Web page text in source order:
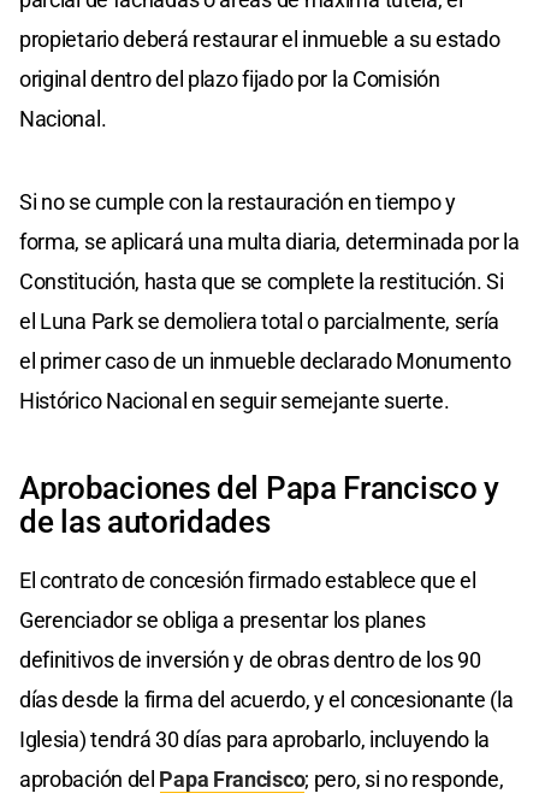
propietario deberá restaurar el inmueble a su estado
original dentro del plazo fijado por la Comisión
Nacional.
Si no se cumple con la restauración en tiempo y
forma, se aplicará una multa diaria, determinada por la
Constitución, hasta que se complete la restitución. Si
el Luna Park se demoliera total o parcialmente, sería
el primer caso de un inmueble declarado Monumento
Histórico Nacional en seguir semejante suerte.
Aprobaciones del Papa Francisco y
de las autoridades
El contrato de concesión firmado establece que el
Gerenciador se obliga a presentar los planes
definitivos de inversión y de obras dentro de los 90
días desde la firma del acuerdo, y el concesionante (la
Iglesia) tendrá 30 días para aprobarlo, incluyendo la
aprobación del Papa Francisco; pero, si no responde,